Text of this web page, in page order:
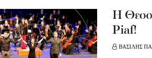
Η
Piaf!
ΒΑΣΙΛΗΣ